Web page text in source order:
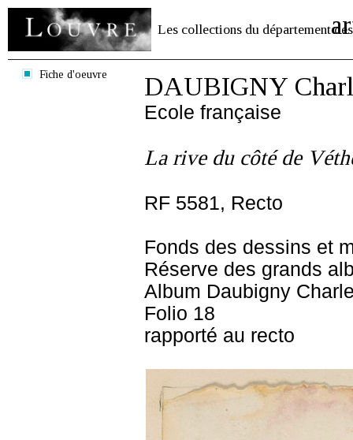
Les collections du département des
Fiche d'oeuvre DAUBIGNY
Ecole française
La rive du côté de
RF 5581, Recto
Fonds des dessins et
Réserve des grands
Album Daubigny
Folio 18
rapporté au recto